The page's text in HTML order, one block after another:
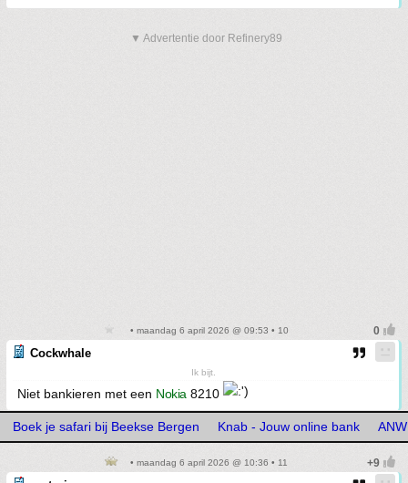
▼ Advertentie door Refinery89
• maandag 6 april 2026 @ 09:53 • 10
Cockwhale
Ik bijt.
Niet bankieren met een Nokia 8210
Boek je safari bij Beekse Bergen Knab - Jouw online bank
• maandag 6 april 2026 @ 10:36 • 11